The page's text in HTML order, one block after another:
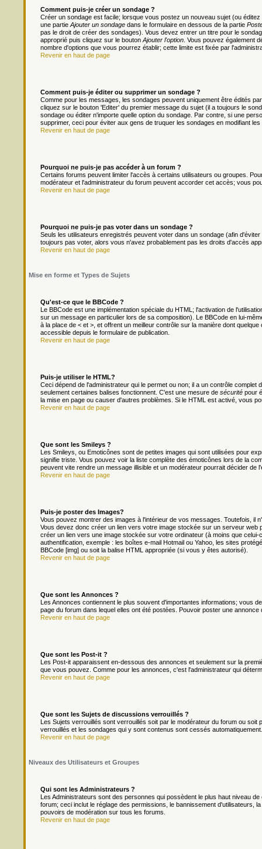
Comment puis-je créer un sondage ?
Créer un sondage est facile; lorsque vous postez un nouveau sujet (ou
une partie Ajouter un sondage dans le formulaire en dessous de la partie
pas le droit de créer des sondages). Vous devez entrer un titre pour le
approprié puis cliquez sur le bouton Ajouter l'option . Vous pouvez également
nombre d'options que vous pourrez établir; cette limite est fixée par
Revenir en haut de page
Comment puis-je éditer ou supprimer un sondage ?
Comme pour les messages, les sondages peuvent uniquement être édités
cliquez sur le bouton 'Editer' du premier message du sujet (il a toujours le
sondage ou éditer n'importe quelle option du sondage. Par contre, si une
supprimer, ceci pour éviter aux gens de truquer les sondages en modifiant
Revenir en haut de page
Pourquoi ne puis-je pas accéder à un forum ?
Certains forums peuvent limiter l'accès à certains utilisateurs ou groupes.
modérateur et l'administrateur du forum peuvent accorder cet accès; vous
Revenir en haut de page
Pourquoi ne puis-je pas voter dans un sondage ?
Seuls les utilisateurs enregistrés peuvent voter dans un sondage (afin
toujours pas voter, alors vous n'avez probablement pas les droits d'accès
Revenir en haut de page
Mise en forme et Types de Sujets
Qu'est-ce que le BBCode ?
Le BBCode est une implémentation spéciale du HTML; l'activation de
sur un message en particulier lors de sa composition). Le BBCode en lui-
à la place de < et >, et offrent un meilleur contrôle sur la manière dont
accessible depuis le formulaire de publication.
Revenir en haut de page
Puis-je utiliser le HTML?
Ceci dépend de l'administrateur qui le permet ou non; il a un contrôle
seulement certaines balises fonctionnent. C'est une mesure de sécurité pour
la mise en page ou causer d'autres problèmes. Si le HTML est activé, vous
Revenir en haut de page
Que sont les Smileys ?
Les Smileys, ou Emoticônes sont de petites images qui sont utilisées pour
signifie triste. Vous pouvez voir la liste complète des émoticônes lors de la
peuvent vite rendre un message illisible et un modérateur pourrait décider de
Revenir en haut de page
Puis-je poster des Images?
Vous pouvez montrer des images à l'intérieur de vos messages. Toutefois,
Vous devez donc créer un lien vers votre image stockée sur un serveur web
créer un lien vers une image stockée sur votre ordinateur (à moins que
authentification, exemple : les boîtes e-mail Hotmail ou Yahoo, les sites
BBCode [img] ou soit la balise HTML appropriée (si vous y êtes autorisé).
Revenir en haut de page
Que sont les Annonces ?
Les Annonces contiennent le plus souvent d'importantes informations; vous
page du forum dans lequel elles ont été postées. Pouvoir poster une
Revenir en haut de page
Que sont les Post-it ?
Les Post-it apparaissent en-dessous des annonces et seulement sur la
que vous pouvez. Comme pour les annonces, c'est l'administrateur qui
Revenir en haut de page
Que sont les Sujets de discussions verrouillés ?
Les Sujets verrouillés sont verrouillés soit par le modérateur du forum ou
verrouillés et les sondages qui y sont contenus sont cessés
Revenir en haut de page
Niveaux des Utilisateurs et Groupes
Qui sont les Administrateurs ?
Les Administrateurs sont des personnes qui possèdent le plus haut niveau
forum; ceci inclut le réglage des permissions, le bannissement d'utilisateurs,
pouvoirs de modération sur tous les forums.
Revenir en haut de page